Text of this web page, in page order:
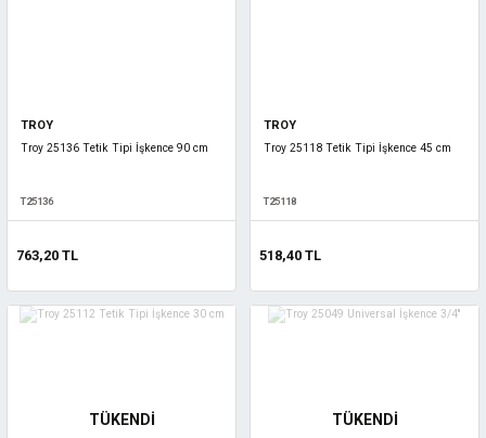
TROY
Troy 25136 Tetik Tipi İşkence 90 cm
T25136
763,20 TL
TROY
Troy 25118 Tetik Tipi İşkence 45 cm
T25118
518,40 TL
TÜKENDİ TÜKENDİ